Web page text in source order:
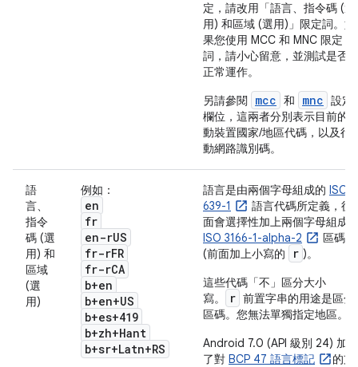
定，請改用「語言、指令碼 (選
用) 和區域 (選用)」 限定詞。如
果您使用 MCC 和 MNC 限定
詞，請小心留意，並測試是否
正常運作。
另請參閱
mcc 和 mnc 設定
欄位，這兩者分別表示目前的
動裝置國家/地區代碼，以及行
動網路識別碼。
語
言、
指令
碼 (選
用) 和
區域
(選
用)
例如：
en
fr
en-rUS
fr-rFR
fr-rCA
b+en
b+en+US
b+es+419
b+zh+Hant
b+sr+Latn+RS
語言是由兩個字母組成的 ISO
639-1
語言代碼所定義，後
面會選擇性加上兩個字母組成
ISO 3166-1-alpha-2
區碼
(前面加上小寫的
r )。
這些代碼「不」區分大小
寫。 r 前置字串的用途是區分
區碼。您無法單獨指定地區。
Android 7.0 (API 級別 24) 加入
了對 BCP 47 語言標記
的支